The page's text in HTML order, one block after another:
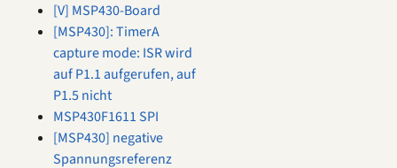
[V] MSP430-Board
[MSP430]: TimerA
capture mode: ISR wird
auf P1.1 aufgerufen, auf
P1.5 nicht
MSP430F1611 SPI
[MSP430] negative
Spannungsreferenz